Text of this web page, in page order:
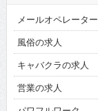
メールオペレーター
風俗の求人
キャバクラの求人
営業の求人